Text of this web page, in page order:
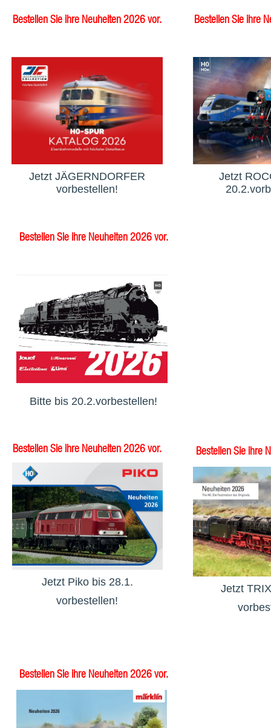
Bestellen Sie ihre Neuheiten 2026 vor.
Jetzt JÄGERNDORFER
vorbestellen!
Bestellen Sie ihre
Jetzt
Bestellen Sie ihre Neuheiten 2026 vor.
Bitte bis 20.2.vorbestellen!
Bestellen Sie ihre Neuheiten 2026 vor.
Jetzt Piko bis 28.1.
vorbestellen!
Bestellen Sie ihre
Jetzt
Bestellen Sie ihre Neuheiten 2026 vor.